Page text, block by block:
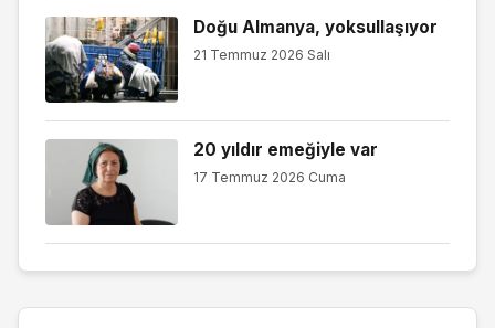
Doğu Almanya, yoksullaşıyor
21 Temmuz 2026 Salı
20 yıldır emeğiyle var
17 Temmuz 2026 Cuma